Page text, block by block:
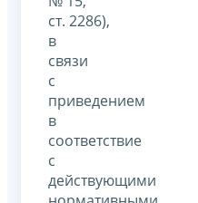
ст. 2286),
в
связи
с
приведением
в
соответствие
с
действующими